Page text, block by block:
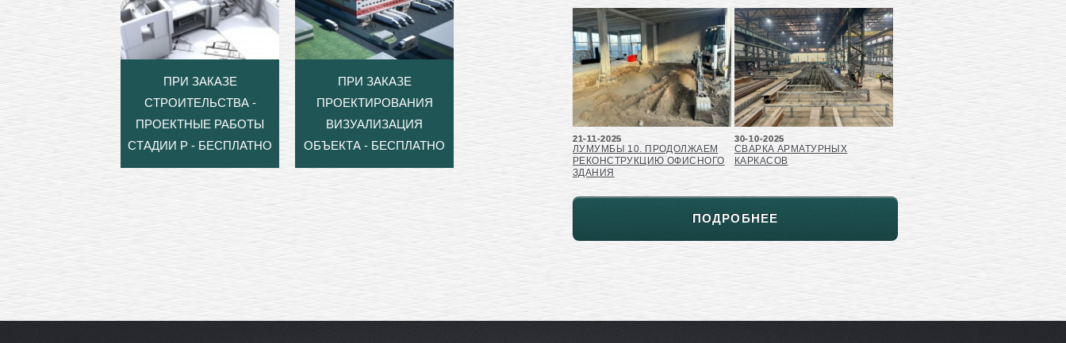
ПРИ ЗАКАЗЕ
СТРОИТЕЛЬСТВА -
ПРОЕКТНЫЕ РАБОТЫ
СТАДИИ Р - БЕСПЛАТНО
ПРИ ЗАКАЗЕ
ПРОЕКТИРОВАНИЯ
ВИЗУАЛИЗАЦИЯ
ОБЪЕКТА - БЕСПЛАТНО
21-11-2025
ЛУМУМБЫ 10. ПРОДОЛЖАЕМ
РЕКОНСТРУКЦИЮ ОФИСНОГО
ЗДАНИЯ
30-10-2025
СВАРКА АРМАТУРНЫХ
КАРКАСОВ
ПОДРОБНЕЕ